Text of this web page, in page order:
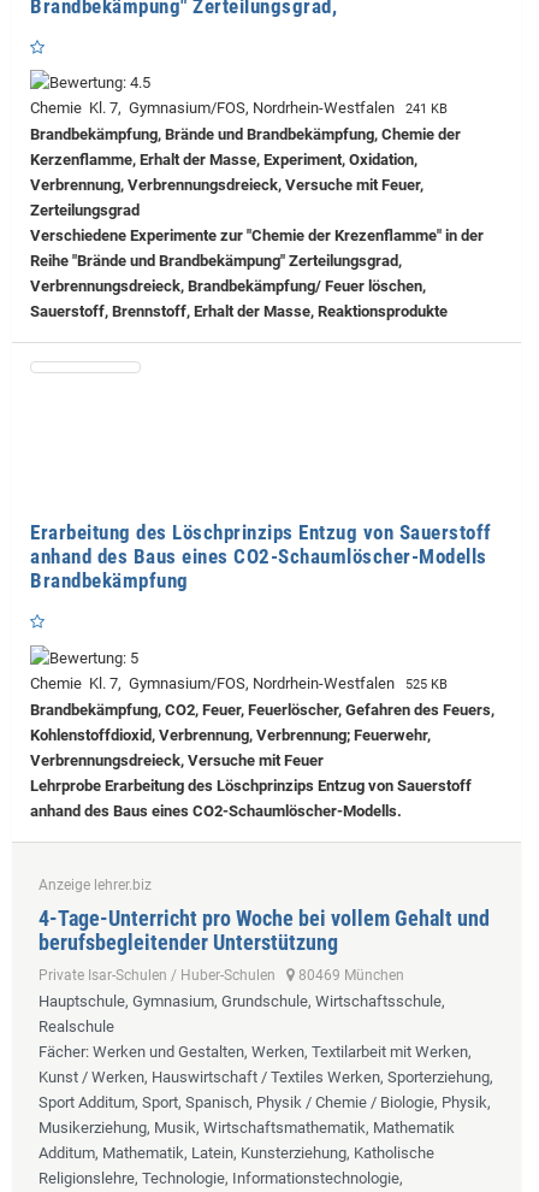
Brandbekämpung" Zerteilungsgrad,
Chemie Kl. 7, Gymnasium/FOS, Nordrhein-Westfalen 241 KB
Brandbekämpfung, Brände und Brandbekämpfung, Chemie der
Kerzenflamme, Erhalt der Masse, Experiment, Oxidation,
Verbrennung, Verbrennungsdreieck, Versuche mit Feuer,
Zerteilungsgrad
Verschiedene Experimente zur "Chemie der Krezenflamme" in der
Reihe "Brände und Brandbekämpung" Zerteilungsgrad,
Verbrennungsdreieck, Brandbekämpfung/ Feuer löschen,
Sauerstoff, Brennstoff, Erhalt der Masse, Reaktionsprodukte
Erarbeitung des Löschprinzips Entzug von Sauerstoff
anhand des Baus eines CO2-Schaumlöscher-Modells
Brandbekämpfung
Chemie Kl. 7, Gymnasium/FOS, Nordrhein-Westfalen 525 KB
Brandbekämpfung, CO2, Feuer, Feuerlöscher, Gefahren des Feuers,
Kohlenstoffdioxid, Verbrennung, Verbrennung; Feuerwehr,
Verbrennungsdreieck, Versuche mit Feuer
Lehrprobe Erarbeitung des Löschprinzips Entzug von Sauerstoff
anhand des Baus eines CO2-Schaumlöscher-Modells.
Anzeige lehrer.biz
4-Tage-Unterricht pro Woche bei vollem Gehalt und
berufsbegleitender Unterstützung
Private Isar-Schulen / Huber-Schulen 80469 München
Hauptschule, Gymnasium, Grundschule, Wirtschaftsschule,
Realschule
Fächer: Werken und Gestalten, Werken, Textilarbeit mit Werken,
Kunst / Werken, Hauswirtschaft / Textiles Werken, Sporterziehung,
Sport Additum, Sport, Spanisch, Physik / Chemie / Biologie, Physik,
Musikerziehung, Musik, Wirtschaftsmathematik, Mathematik
Additum, Mathematik, Latein, Kunsterziehung, Katholische
Religionslehre, Technologie, Informationstechnologie,